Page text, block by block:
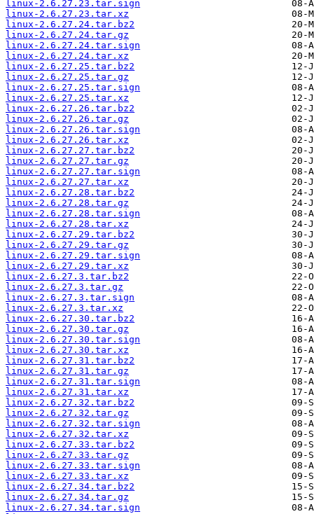
linux-2.6.27.23.tar.sign
linux-2.6.27.23.tar.xz
linux-2.6.27.24.tar.bz2
linux-2.6.27.24.tar.gz
linux-2.6.27.24.tar.sign
linux-2.6.27.24.tar.xz
linux-2.6.27.25.tar.bz2
linux-2.6.27.25.tar.gz
linux-2.6.27.25.tar.sign
linux-2.6.27.25.tar.xz
linux-2.6.27.26.tar.bz2
linux-2.6.27.26.tar.gz
linux-2.6.27.26.tar.sign
linux-2.6.27.26.tar.xz
linux-2.6.27.27.tar.bz2
linux-2.6.27.27.tar.gz
linux-2.6.27.27.tar.sign
linux-2.6.27.27.tar.xz
linux-2.6.27.28.tar.bz2
linux-2.6.27.28.tar.gz
linux-2.6.27.28.tar.sign
linux-2.6.27.28.tar.xz
linux-2.6.27.29.tar.bz2
linux-2.6.27.29.tar.gz
linux-2.6.27.29.tar.sign
linux-2.6.27.29.tar.xz
linux-2.6.27.3.tar.bz2
linux-2.6.27.3.tar.gz
linux-2.6.27.3.tar.sign
linux-2.6.27.3.tar.xz
linux-2.6.27.30.tar.bz2
linux-2.6.27.30.tar.gz
linux-2.6.27.30.tar.sign
linux-2.6.27.30.tar.xz
linux-2.6.27.31.tar.bz2
linux-2.6.27.31.tar.gz
linux-2.6.27.31.tar.sign
linux-2.6.27.31.tar.xz
linux-2.6.27.32.tar.bz2
linux-2.6.27.32.tar.gz
linux-2.6.27.32.tar.sign
linux-2.6.27.32.tar.xz
linux-2.6.27.33.tar.bz2
linux-2.6.27.33.tar.gz
linux-2.6.27.33.tar.sign
linux-2.6.27.33.tar.xz
linux-2.6.27.34.tar.bz2
linux-2.6.27.34.tar.gz
linux-2.6.27.34.tar.sign